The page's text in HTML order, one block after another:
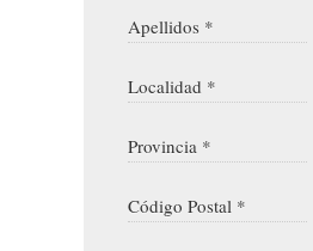
Apellidos *
Localidad *
Provincia *
Código Postal *